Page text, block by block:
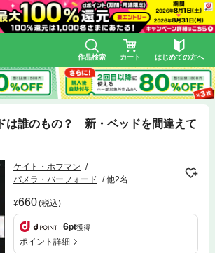
作品検索 カート はじめての方へ
は誰のもの？ 新・ベッドを間違えて
ケイト・ホフマン
パメラ・バーフォード
他2名
660(税込)
6pt獲得
ポイント詳細